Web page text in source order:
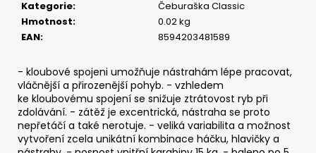
Kategorie:
Čeburaška Classic
Hmotnost:
0.02 kg
EAN: 8594203481589
- kloubové spojeni umožňuje nástrahám lépe pracovat,
vláčnější a přirozenější pohyb. - vzhledem
ke kloubovému spojení se snižuje ztrátovost ryb při
zdolávání. - zátěž je excentrická, nástraha se proto
nepřetáčí a také nerotuje. - veliká variabilita a možnost
vytvoření zcela unikátní kombinace háčku, hlavičky a
o
u
j
e
m
e